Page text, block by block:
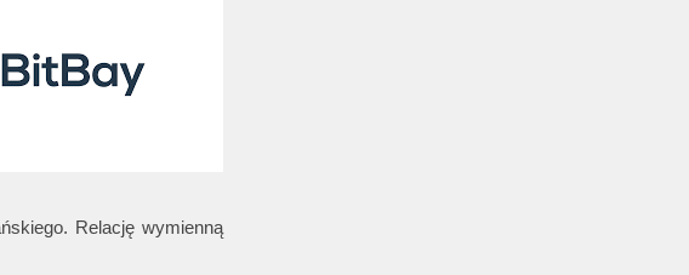
Relację wymienną